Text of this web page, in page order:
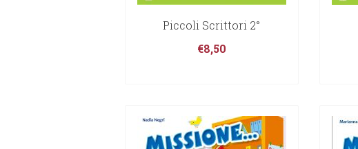
Piccoli Scrittori 2°
€8,50